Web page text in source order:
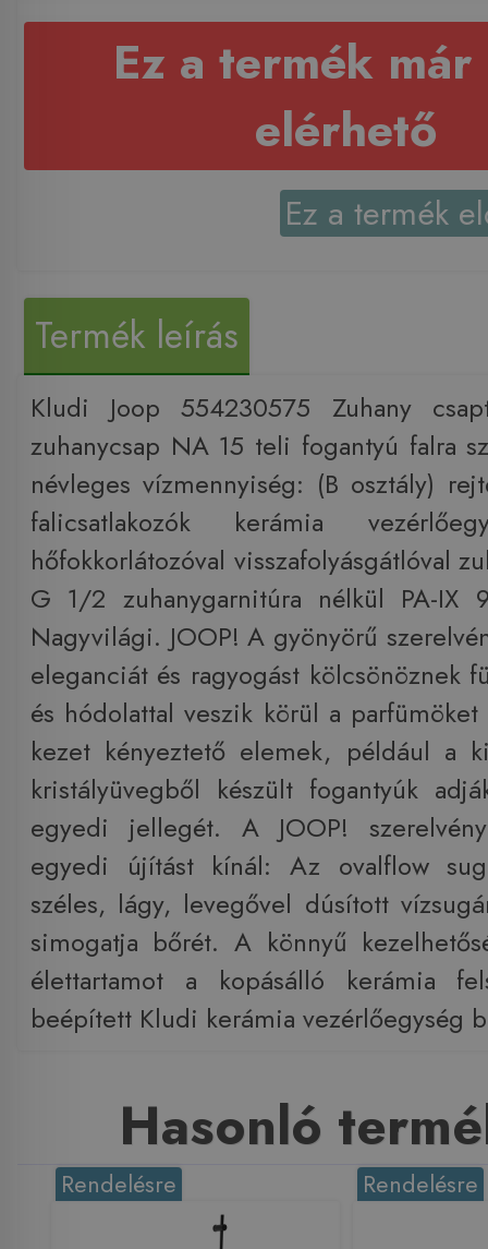
Ez a termék már
elérhető
Ez a termék
Termék leírás
Kludi Joop 554230575 Zuhany
zuhanycsap NA 15 teli fogantyú falra
névleges vízmennyiség: (B osztály)
falicsatlakozók kerámia
hőfokkorlátozóval visszafolyásgátlóval
G 1/2 zuhanygarnitúra nélkül PA-IX
Nagyvilági. JOOP! A gyönyörű
eleganciát és ragyogást kölcsönöznek
és hódolattal veszik körül a
kezet kényeztető elemek, például a
kristályüvegből készült fogantyúk
egyedi jellegét. A JOOP!
egyedi újítást kínál: Az ovalflow
széles, lágy, levegővel dúsított
simogatja bőrét. A könnyű
élettartamot a kopásálló kerámia
beépített Kludi kerámia vezérlőegység
Hasonló
Rendelésre Rendelésre